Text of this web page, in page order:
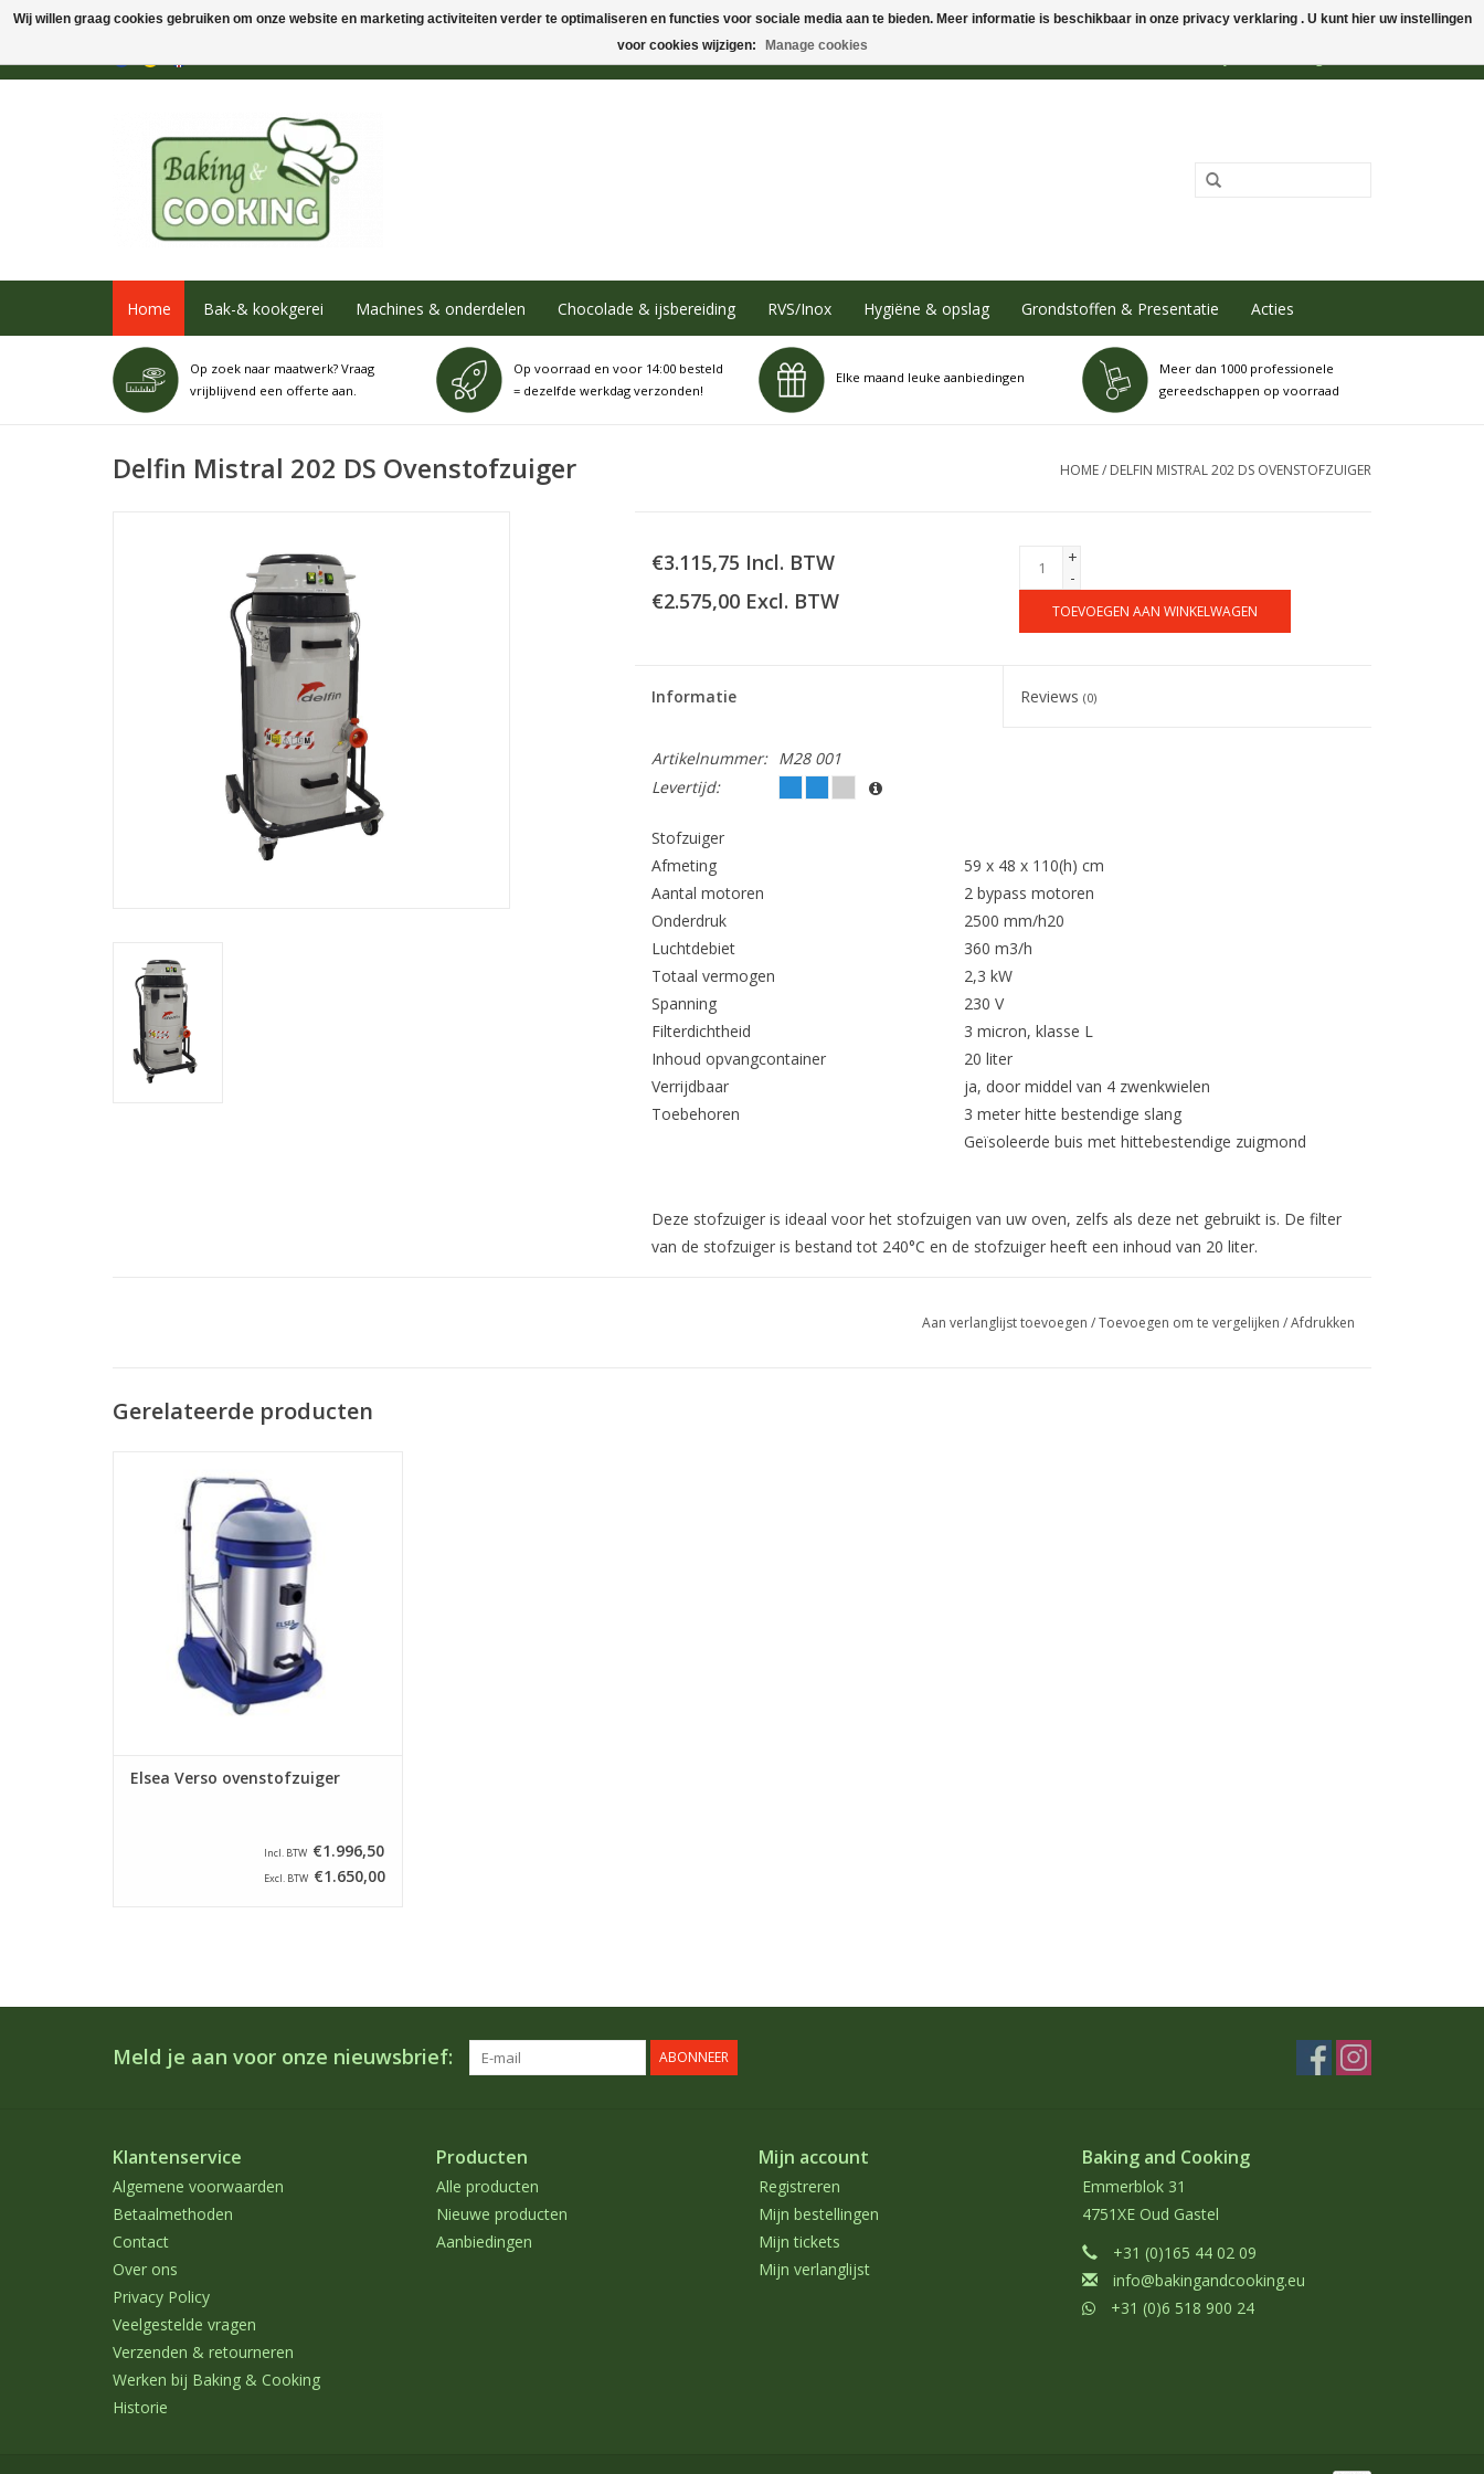
Home Bak-& kookgerei Machines & onderdelen Chocolade & ijsbereiding RVS/Inox Hygiëne & opslag Grondstoffen & Presentatie Acties
Op zoek naar maatwerk? Vraag
vrijblijvend een offerte aan.
Op voorraad en voor 14:00 besteld
= dezelfde werkdag verzonden!
Elke maand leuke aanbiedingen
Meer dan 1000 professionele
gereedschappen op voorraad
Delfin Mistral 202 DS Ovenstofzuiger HOME/ DELFIN MISTRAL 202 DS OVENSTOFZUIGER
€3.115,75 Incl. BTW
€2.575,00 Excl. BTW
+
-
TOEVOEGEN AAN WINKELWAGEN
Informatie Reviews(0)
Artikelnummer:
M28 001
Levertijd:
Stofzuiger
Afmeting
59 x 48 x 110(h) cm
Aantal motoren
2 bypass motoren
Onderdruk
2500 mm/h20
Luchtdebiet
360 m3/h
Totaal vermogen
2,3 kW
Spanning
230 V
Filterdichtheid
3 micron, klasse L
Inhoud opvangcontainer
20 liter
Verrijdbaar
ja, door middel van 4 zwenkwielen
Toebehoren
3 meter hitte bestendige slang
Geïsoleerde buis met hittebestendige zuigmond
Deze stofzuiger is ideaal voor het stofzuigen van uw oven, zelfs als deze net gebruikt is. De filter
van de stofzuiger is bestand tot 240°C en de stofzuiger heeft een inhoud van 20 liter.
Aan verlanglijst toevoegen /Toevoegen om te vergelijken /Afdrukken
Gerelateerde producten
stofzuigen van uw oven, zelfs als deze net
gebruikt is. de stofzuiger is voorzien van
een krachtige koolborstel zuigmotor en
heeft een inhoud van 77 liter.
TOEVOEGEN AAN WINKELWAGEN
Elsea Verso ovenstofzuiger
Incl. BTW €1.996,50
Excl. BTW €1.650,00
Meld je aan voor onze nieuwsbrief: ABONNEER
Klantenservice
Algemene voorwaarden
Betaalmethoden
Contact
Over ons
Privacy Policy
Veelgestelde vragen
Verzenden & retourneren
Werken bij Baking & Cooking
Historie
Producten
Alle producten
Nieuwe producten
Aanbiedingen
Mijn account
Registreren
Mijn bestellingen
Mijn tickets
Mijn verlanglijst
Baking and Cooking
Emmerblok 31
4751XE Oud Gastel
+31 (0)165 44 02 09
info@bakingandcooking.eu
+31 (0)6 518 900 24
Wij willen graag cookies gebruiken om onze website en marketing activiteiten verder te optimaliseren en functies voor sociale media aan te bieden. Meer informatie is beschikbaar in onze privacy verklaring . U kunt hier uw instellingen
voor cookies wijzigen:
Manage cookies